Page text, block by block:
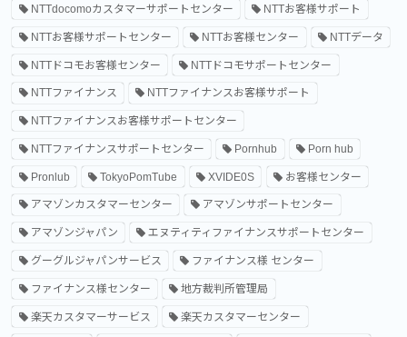
NTTdocomoカスタマーサポートセンター NTTお客様サポート
NTTお客様サポートセンター NTTお客様センター NTTデータ
NTTドコモお客様センター NTTドコモサポートセンター
NTTファイナンス NTTファイナンスお客様サポート
NTTファイナンスお客様サポートセンター
NTTファイナンスサポートセンター Pornhub Porn hub
Pronlub TokyoPomTube XVIDE0S お客様センター
アマゾンカスタマーセンター アマゾンサポートセンター
アマゾンジャパン エヌティティファイナンスサポートセンター
グーグルジャパンサービス ファイナンス様 センター
ファイナンス様センター 地方裁判所管理局
楽天カスタマーサービス 楽天カスタマーセンター